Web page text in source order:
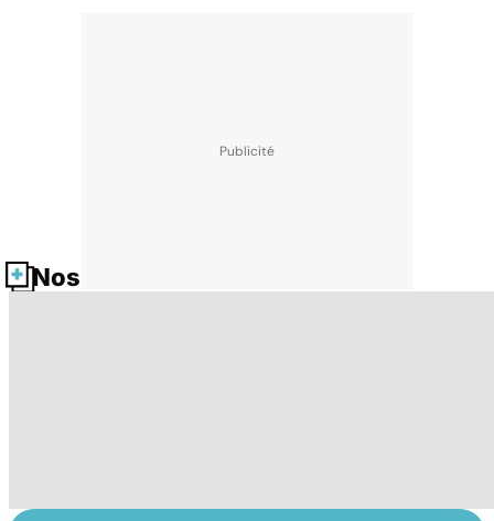
Nos fiches santé